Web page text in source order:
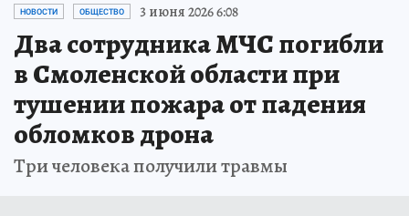
НОВОСТИ ОБЩЕСТВО 3 июня 2026 6:08
Два сотрудника МЧС погибли
в Смоленской области при
тушении пожара от падения
обломков дрона
Три человека получили травмы